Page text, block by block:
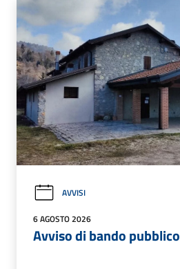
AVVISI
6 AGOSTO 2026
Avviso di bando pubblico